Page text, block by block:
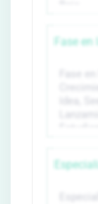
Fase en